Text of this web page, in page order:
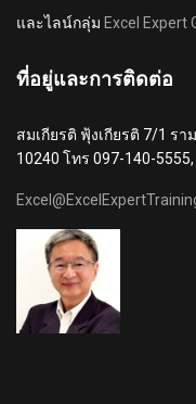
และไลน์กลุ่ม Excel Expert
ที่อยู่และการติดต่อ
สมเกียรติ ฟุ้งเกียรติ 7/1 ร
10240 โทร 097-140-